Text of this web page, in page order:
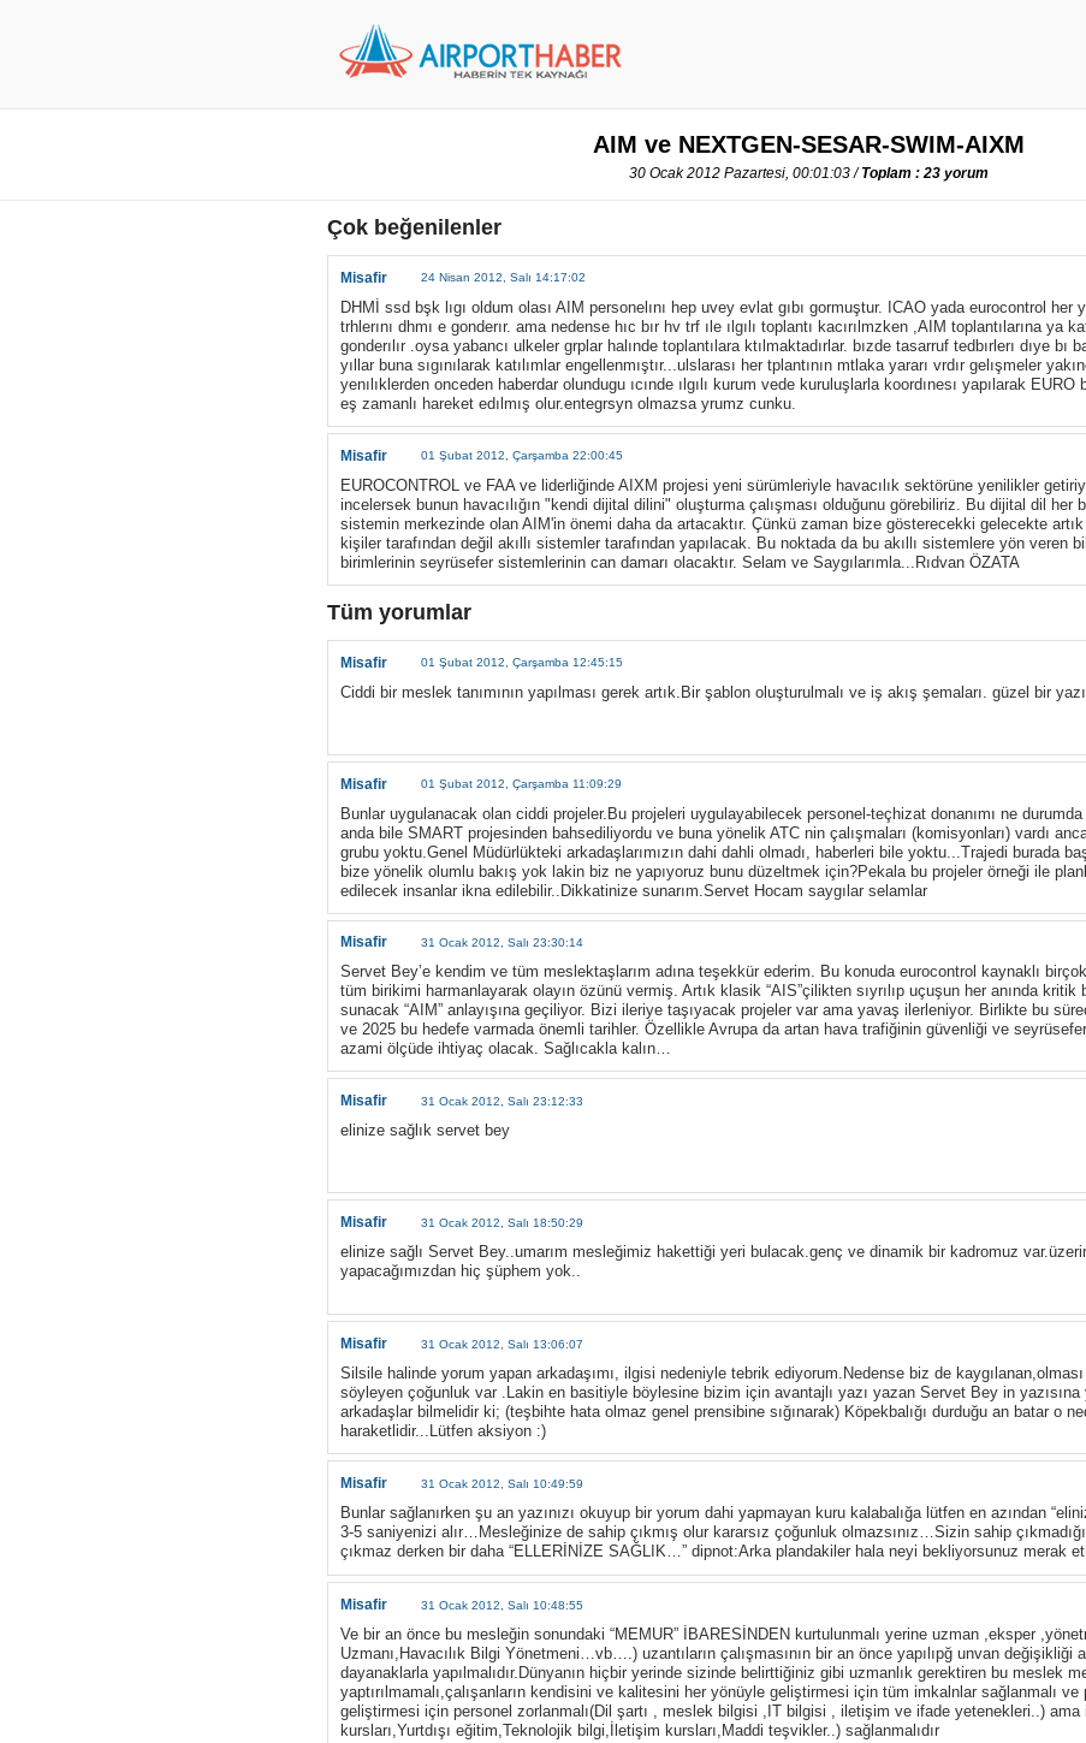
AIM ve NEXTGEN-SESAR-SWIM-AIXM
30 Ocak 2012 Pazartesi, 00:01:03 /Toplam : 23 yorum
Çok beğenilenler
Misafir 24 Nisan 2012, Salı 14:17:02
DHMİ ssd bşk lıgı oldum olası AIM personelını hep uvey evlat gıbı gormuştur. ICAO yada eurocontrol her
trhlerını dhmı e gonderır. ama nedense hıc bır hv trf ıle ılgılı toplantı kacırılmzken ,AIM toplantılarına ya
gonderılır .oysa yabancı ulkeler grplar halınde toplantılara ktılmaktadırlar. bızde tasarruf tedbırlerı dıye bı
yıllar buna sıgınılarak katılımlar engellenmıştır...ulslarası her tplantının mtlaka yararı vrdır gelışmeler
yenılıklerden onceden haberdar olundugu ıcınde ılgılı kurum vede kuruluşlarla koordınesı yapılarak EURO
eş zamanlı hareket edılmış olur.entegrsyn olmazsa yrumz cunku.
Misafir 01 Şubat 2012, Çarşamba 22:00:45
EUROCONTROL ve FAA ve liderliğinde AIXM projesi yeni sürümleriyle havacılık sektörüne yenilikler
incelersek bunun havacılığın "kendi dijital dilini" oluşturma çalışması olduğunu görebiliriz. Bu dijital dil her
sistemin merkezinde olan AIM'in önemi daha da artacaktır. Çünkü zaman bize gösterecekki gelecekte
kişiler tarafından değil akıllı sistemler tarafından yapılacak. Bu noktada da bu akıllı sistemlere yön veren
birimlerinin seyrüsefer sistemlerinin can damarı olacaktır. Selam ve Saygılarımla...Rıdvan ÖZATA
Tüm yorumlar
Misafir 01 Şubat 2012, Çarşamba 12:45:15
Ciddi bir meslek tanımının yapılması gerek artık.Bir şablon oluşturulmalı ve iş akış şemaları. güzel bir
Misafir 01 Şubat 2012, Çarşamba 11:09:29
Bunlar uygulanacak olan ciddi projeler.Bu projeleri uygulayabilecek personel-teçhizat donanımı ne
anda bile SMART projesinden bahsediliyordu ve buna yönelik ATC nin çalışmaları (komisyonları) vardı
grubu yoktu.Genel Müdürlükteki arkadaşlarımızın dahi dahli olmadı, haberleri bile yoktu...Trajedi burada
bize yönelik olumlu bakış yok lakin biz ne yapıyoruz bunu düzeltmek için?Pekala bu projeler örneği ile
edilecek insanlar ikna edilebilir..Dikkatinize sunarım.Servet Hocam saygılar selamlar
Misafir 31 Ocak 2012, Salı 23:30:14
Servet Bey’e kendim ve tüm meslektaşlarım adına teşekkür ederim. Bu konuda eurocontrol kaynaklı
tüm birikimi harmanlayarak olayın özünü vermiş. Artık klasik “AIS”çilikten sıyrılıp uçuşun her anında
sunacak “AIM” anlayışına geçiliyor. Bizi ileriye taşıyacak projeler var ama yavaş ilerleniyor. Birlikte bu
ve 2025 bu hedefe varmada önemli tarihler. Özellikle Avrupa da artan hava trafiğinin güvenliği ve
azami ölçüde ihtiyaç olacak. Sağlıcakla kalın…
Misafir 31 Ocak 2012, Salı 23:12:33
elinize sağlık servet bey
Misafir 31 Ocak 2012, Salı 18:50:29
elinize sağlı Servet Bey..umarım mesleğimiz hakettiği yeri bulacak.genç ve dinamik bir kadromuz
yapacağımızdan hiç şüphem yok..
Misafir 31 Ocak 2012, Salı 13:06:07
Silsile halinde yorum yapan arkadaşımı, ilgisi nedeniyle tebrik ediyorum.Nedense biz de kaygılanan,olması
söyleyen çoğunluk var .Lakin en basitiyle böylesine bizim için avantajlı yazı yazan Servet Bey in
arkadaşlar bilmelidir ki; (teşbihte hata olmaz genel prensibine sığınarak) Köpekbalığı durduğu an batar o
haraketlidir...Lütfen aksiyon :)
Misafir 31 Ocak 2012, Salı 10:49:59
Bunlar sağlanırken şu an yazınızı okuyup bir yorum dahi yapmayan kuru kalabalığa lütfen en azından
3-5 saniyenizi alır…Mesleğinize de sahip çıkmış olur kararsız çoğunluk olmazsınız…Sizin sahip
çıkmaz derken bir daha “ELLERİNİZE SAĞLIK…” dipnot:Arka plandakiler hala neyi bekliyorsunuz merak
Misafir 31 Ocak 2012, Salı 10:48:55
Ve bir an önce bu mesleğin sonundaki “MEMUR” İBARESİNDEN kurtulunmalı yerine uzman ,eksper
Uzmanı,Havacılık Bilgi Yönetmeni…vb….) uzantıların çalışmasının bir an önce yapılıpğ unvan değişikliği
dayanaklarla yapılmalıdır.Dünyanın hiçbir yerinde sizinde belirttiğiniz gibi uzmanlık gerektiren bu meslek
yaptırılmamalı,çalışanların kendisini ve kalitesini her yönüyle geliştirmesi için tüm imkalnlar sağlanmalı ve
geliştirmesi için personel zorlanmalı(Dil şartı , meslek bilgisi ,IT bilgisi , iletişim ve ifade yetenekleri..) ama
kursları,Yurtdışı eğitim,Teknolojik bilgi,İletişim kursları,Maddi teşvikler..) sağlanmalıdır